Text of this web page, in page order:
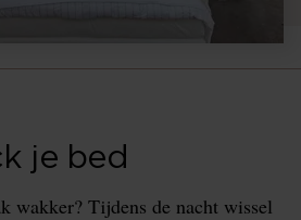
je bed
wakker? Tijdens de nacht wissel